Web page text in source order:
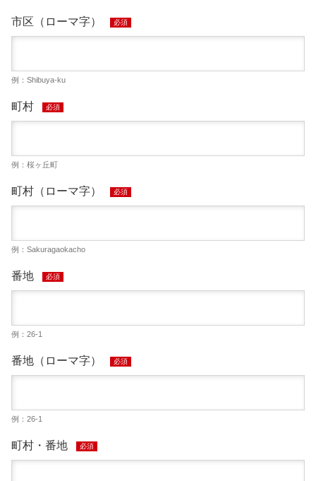
市区（ローマ字） 必須
例：Shibuya-ku
町村 必須
例：桜ヶ丘町
町村（ローマ字） 必須
例：Sakuragaokacho
番地 必須
例：26-1
番地（ローマ字） 必須
例：26-1
町村・番地 必須